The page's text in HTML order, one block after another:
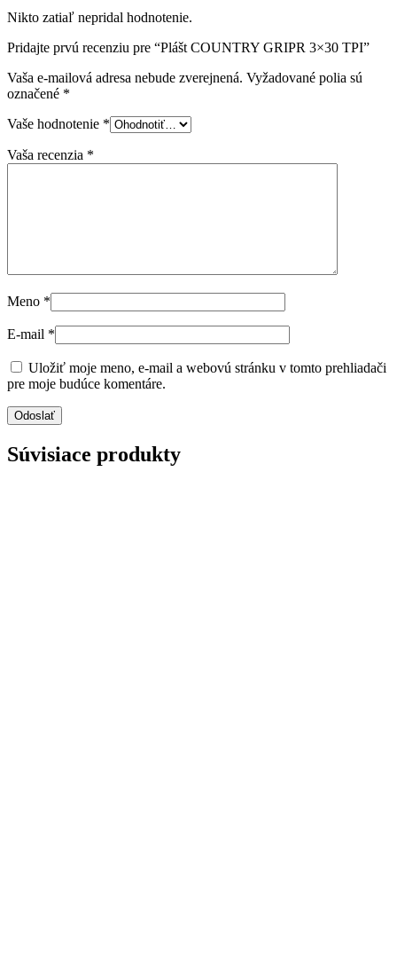
Nikto zatiaľ nepridal hodnotenie.
Pridajte prvú recenziu pre “Plášt COUNTRY GRIPR 3×30 TPI”
Vaša e-mailová adresa nebude zverejnená. Vyžadované polia sú
označené *
Vaše hodnotenie *
Vaša recenzia *
Meno *
E-mail *
Uložiť moje meno, e-mail a webovú stránku v tomto prehliadači
pre moje budúce komentáre.
Súvisiace produkty